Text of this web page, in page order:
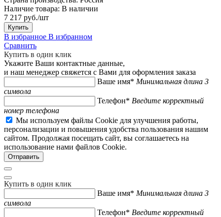
Наличие товара: В наличии
7 217 руб./шт
Купить
В избранное В избранном
Сравнить
Купить в один клик
Укажите Ваши контактные данные,
и наш менеджер свяжется с Вами для оформления заказа
Ваше имя* Минимальная длина 3
символа
Телефон* Введите корректный
номер телефона
Мы используем файлы Cookie для улучшения работы,
персонализации и повышения удобства пользования нашим
сайтом. Продолжая посещать сайт, вы соглашаетесь на
использование нами файлов Cookie.
Купить в один клик
Ваше имя* Минимальная длина 3
символа
Телефон* Введите корректный